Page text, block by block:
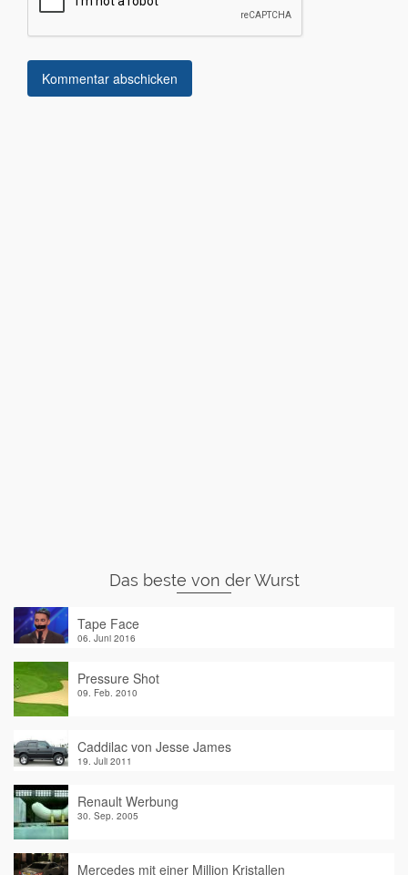
Das beste von der Wurst
Tape Face
06. Juni 2016
Pressure Shot
09. Feb. 2010
Caddilac von Jesse James
19. Juli 2011
Renault Werbung
30. Sep. 2005
Mercedes mit einer Million Kristallen